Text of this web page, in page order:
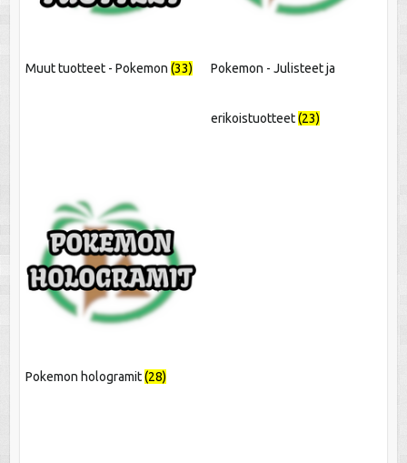
Muut tuotteet - Pokemon (33) Pokemon - Julisteet ja
erikoistuotteet(23)
Pokemon hologramit(28)